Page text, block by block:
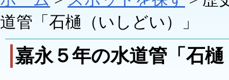
道管「石樋（いしどい）」
嘉永５年の水道管「石